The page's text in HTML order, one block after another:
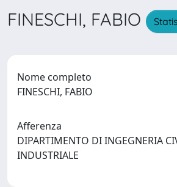
FINESCHI, FABIO
Nome completo
FINESCHI, FABIO
Afferenza
DIPARTIMENTO DI INGEGNERIA
INDUSTRIALE